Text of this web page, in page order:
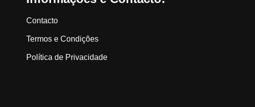
Contacto
Termos e Condições
Política de Privacidade